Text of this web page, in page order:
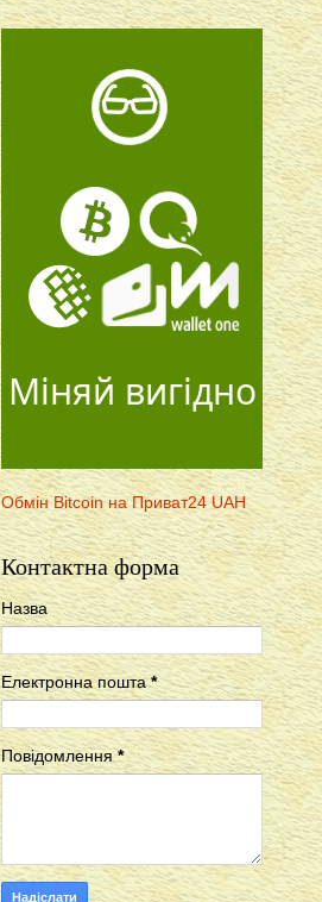
Міняй вигідно
Обмін Bitcoin на Приват24 UAH
Контактна форма
Назва
Електронна пошта*
Повідомлення*